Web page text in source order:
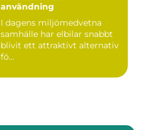
användning
I dagens miljömedvetna
samhälle har elbilar snabbt
blivit ett attraktivt alternativ
fö...